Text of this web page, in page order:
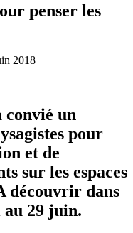
penser les
2018
convié un
pour
et de
sur les espaces
découvrir dans
au 29 juin.